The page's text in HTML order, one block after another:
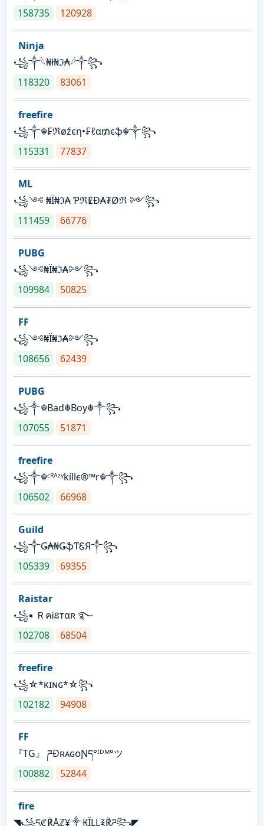
158735
120928
Ninja
꧁⁣༒𓆩₦ł₦ℑ₳𓆪༒꧂
118320
83061
freefire
꧁༒☬₣ℜøźєη•₣ℓα₥єֆ☬༒꧂
115331
77837
ML
꧁༺ ₦Ї₦ℑ₳ ƤℜɆĐ₳₮Øℜ ༻꧂
111459
66776
PUBG
꧁༺₦Ї₦ℑ₳༻꧂
109984
50825
FF
꧁༺₦Ї₦ℑ₳༻꧂
108656
62439
PUBG
꧁༒☬Bad☬Boy☬༒꧂
107055
51871
freefire
꧁༒☬ᶜᴿᴬᶻᵞkíllє®™r☬༒꧂
106502
66968
Guild
꧁༒Ǥ₳₦ǤֆƬᏋЯ༒꧂
105339
69355
Raistar
꧁▪ ＲคᎥនтαʀ ࿐
102708
68504
freefire
꧁☆*κɪɴɢ*☆꧂
102182
94908
FF
『TG』 ཌĐʀᴀɢᴏƝད°ᴵᴰᴹ°ツ
100882
52844
fire
◥꧁དℭ℟Åℤ¥༒₭ÏḼḼ℥℟ཌ꧂◤